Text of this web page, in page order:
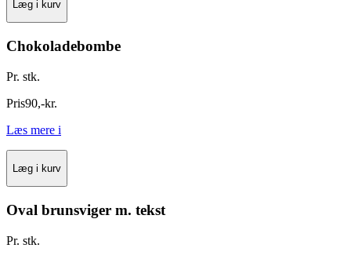
Læg i kurv
Chokoladebombe
Pr. stk.
Pris90,-kr.
Læs mere i
Læg i kurv
Oval brunsviger m. tekst
Pr. stk.